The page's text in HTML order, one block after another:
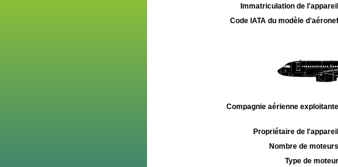
Immatriculation de
Code IATA du modèle
Compagnie aérienne
Propriétaire de
Nombre de
Type de